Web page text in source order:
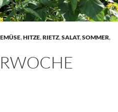
,HITZE,RIETZ,SALAT,SOMMER,